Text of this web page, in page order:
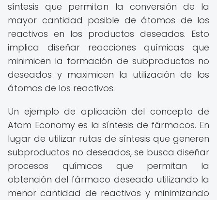
síntesis que permitan la conversión de la
mayor cantidad posible de átomos de los
reactivos en los productos deseados. Esto
implica diseñar reacciones químicas que
minimicen la formación de subproductos no
deseados y maximicen la utilización de los
átomos de los reactivos.
Un ejemplo de aplicación del concepto de
Atom Economy es la síntesis de fármacos. En
lugar de utilizar rutas de síntesis que generen
subproductos no deseados, se busca diseñar
procesos químicos que permitan la
obtención del fármaco deseado utilizando la
menor cantidad de reactivos y minimizando